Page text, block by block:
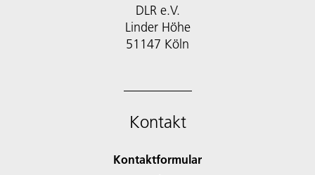
DLR e.V.
Linder Höhe
51147 Köln
Kontakt
Kontaktformular